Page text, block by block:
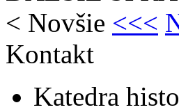
< Novšie <<<
Kontakt
Katedra